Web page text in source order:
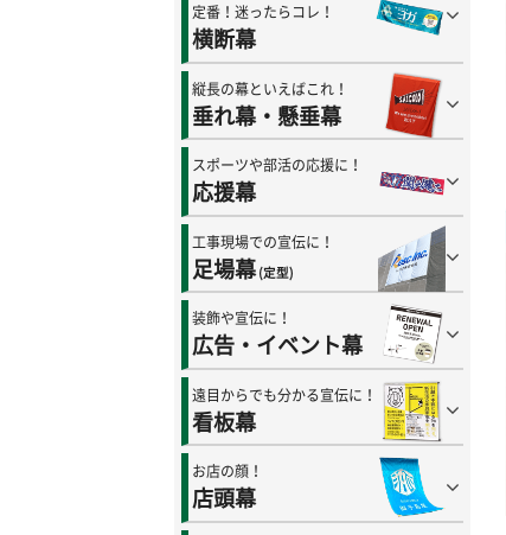
定番！迷ったらコレ！
横断幕
縦長の幕といえばこれ！
垂れ幕・懸垂幕
スポーツや部活の応援に！
応援幕
工事現場での宣伝に！
足場幕(定型)
装飾や宣伝に！
広告・イベント幕
遠目からでも分かる宣伝に！
看板幕
お店の顔！
店頭幕